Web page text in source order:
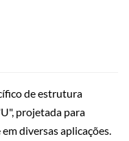
de estrutura
projetada para
diversas aplicações.